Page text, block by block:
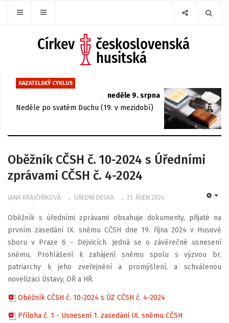
KAZATELSKÝ CYKLUS
neděle 9. srpna
Neděle po svatém Duchu (19. v mezidobí)
Oběžník CČSH č. 10-2024 s Úředními
zprávami CČSH č. 4-2024
JANA KRAJČIŘÍKOVÁ ÚŘEDNÍ DESKA 21. ŘÍJEN 2024
Oběžník s úředními zprávami obsahuje dokumenty, přijaté na
prvním zasedání IX. sněmu CČSH dne 19. října 2024 v Husově
sboru v Praze 6 - Dejvicích. Jedná se o závěrečné usnesení
sněmu, Prohlášení k zahájení sněmu spolu s výzvou br.
patriarchy k jeho zveřejnění a promýšlení, a schválenou
novelizaci Ústavy, OŘ a HŘ.
Oběžník CČSH č. 10-2024 s ÚZ CČSH č. 4-2024
Příloha č. 1 - Usnesení 1. zasedání IX. sněmu CČSH